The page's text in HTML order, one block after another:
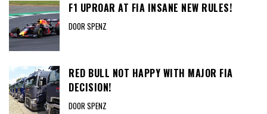
F1 UPROAR AT FIA INSANE NEW RULES!
DOOR SPENZ
RED BULL NOT HAPPY WITH MAJOR FIA
DECISION!
DOOR SPENZ